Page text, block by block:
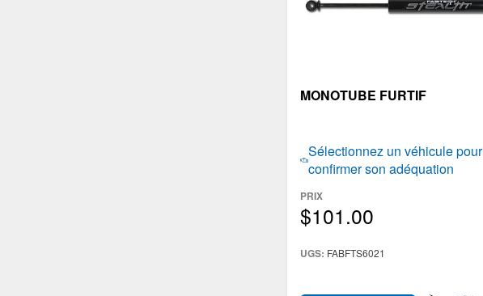
MONOTUBE FURTIF
Sélectionnez un véhicule pour
confirmer son adéquation
PRIX
$101.00
UGS: FABFTS6021